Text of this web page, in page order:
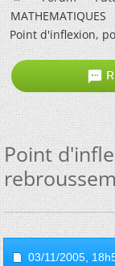
MATHEMATIQUES
Point d'inflexion,

Point
03/11/2005,